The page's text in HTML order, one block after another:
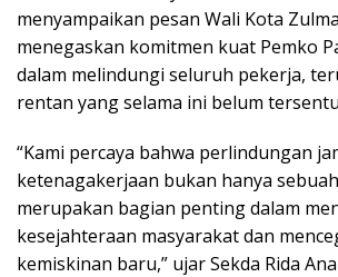
menyampaikan pesan Wali Kota
menegaskan komitmen kuat Pemko
dalam melindungi seluruh pekerja,
rentan yang selama ini belum
“Kami percaya bahwa perlindungan
ketenagakerjaan bukan hanya
merupakan bagian penting dalam
kesejahteraan masyarakat dan
kemiskinan baru,” ujar Sekda Rida